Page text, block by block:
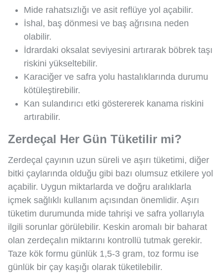
Mide rahatsızlığı ve asit reflüye yol açabilir.
İshal, baş dönmesi ve baş ağrısına neden
olabilir.
İdrardaki oksalat seviyesini artırarak böbrek taşı
riskini yükseltebilir.
Karaciğer ve safra yolu hastalıklarında durumu
kötüleştirebilir.
Kan sulandırıcı etki göstererek kanama riskini
artırabilir.
Zerdeçal Her Gün Tüketilir mi?
Zerdeçal çayının uzun süreli ve aşırı tüketimi, diğer
bitki çaylarında olduğu gibi bazı olumsuz etkilere yol
açabilir. Uygun miktarlarda ve doğru aralıklarla
içmek sağlıklı kullanım açısından önemlidir. Aşırı
tüketim durumunda mide tahrişi ve safra yollarıyla
ilgili sorunlar görülebilir. Keskin aromalı bir baharat
olan zerdeçalın miktarını kontrollü tutmak gerekir.
Taze kök formu günlük 1,5-3 gram, toz formu ise
günlük bir çay kaşığı olarak tüketilebilir.